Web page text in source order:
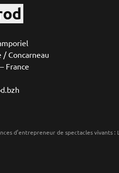
/ Concarneau
France
d’entrepreneur de spectacles vivants :